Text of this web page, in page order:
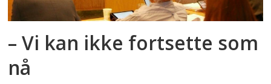
– Vi kan ikke fortsette som
nå